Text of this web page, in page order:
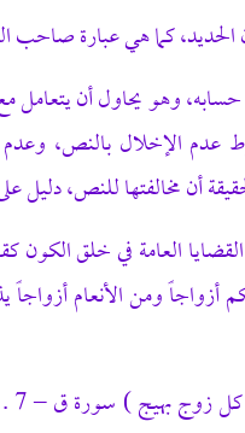
الحديد، كما هي عبارة صاحب
وهو يحاول أن يتعامل
عدم الإخلال بالنص،
أن مخالفتها للنص،
العامة في خلق الكون
أزواجاً ومن الأنعام